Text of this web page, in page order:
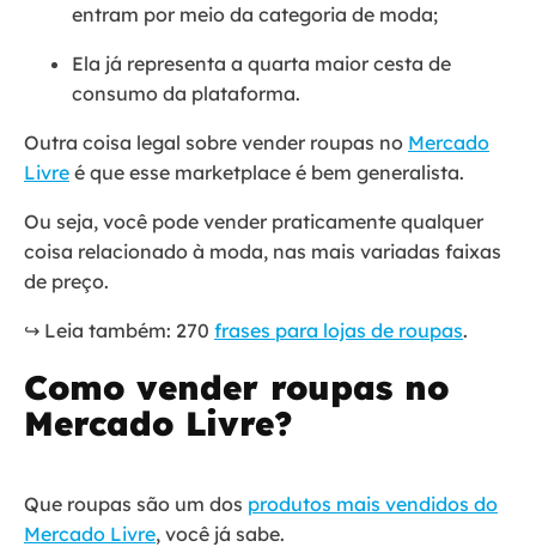
entram por meio da categoria de moda;
Ela já representa a quarta maior cesta de
consumo da plataforma.
Outra coisa legal sobre vender roupas no Mercado
Livre é que esse marketplace é bem generalista.
Ou seja, você pode vender praticamente qualquer
coisa relacionado à moda, nas mais variadas faixas
de preço.
↪️ Leia também: 270 frases para lojas de roupas.
Como vender roupas no
Mercado Livre?
Que roupas são um dos produtos mais vendidos do
Mercado Livre, você já sabe.